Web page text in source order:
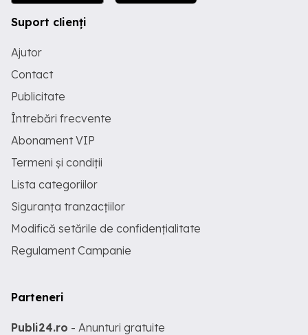
Suport clienți
Ajutor
Contact
Publicitate
Întrebări frecvente
Abonament VIP
Termeni și condiții
Lista categoriilor
Siguranța tranzacțiilor
Modifică setările de confidențialitate
Regulament Campanie
Parteneri
Publi24.ro - Anunturi gratuite